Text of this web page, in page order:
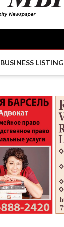
BUSINESS LISTING